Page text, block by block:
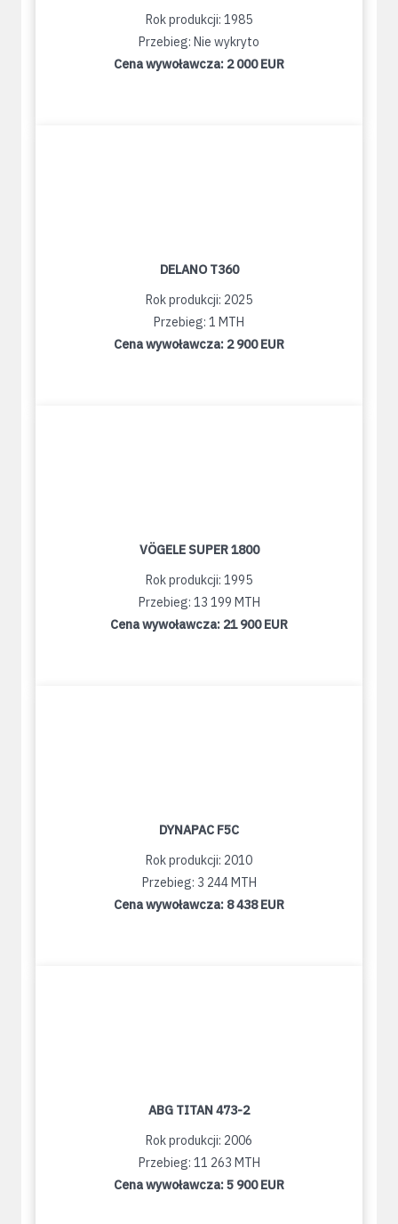
Rok produkcji: 1985
Przebieg: Nie wykryto
Cena wywoławcza: 2 000 EUR
DELANO T360
Rok produkcji: 2025
Przebieg: 1 MTH
Cena wywoławcza: 2 900 EUR
VÖGELE SUPER 1800
Rok produkcji: 1995
Przebieg: 13 199 MTH
Cena wywoławcza: 21 900 EUR
DYNAPAC F5C
Rok produkcji: 2010
Przebieg: 3 244 MTH
Cena wywoławcza: 8 438 EUR
ABG TITAN 473-2
Rok produkcji: 2006
Przebieg: 11 263 MTH
Cena wywoławcza:5 900 EUR